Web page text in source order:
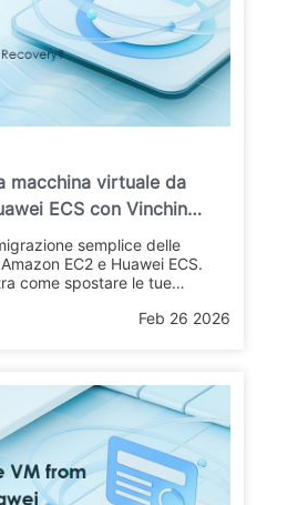
macchina virtuale da
ECS con Vinchin
semplice delle
EC2 e Huawei ECS.
come spostare le tue
dopo passo per migliorare il
e la strategia cloud.Feb 26 2026